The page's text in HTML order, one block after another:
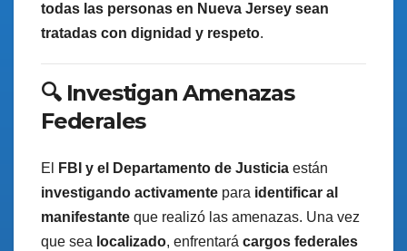
todas las personas en Nueva Jersey sean
tratadas con dignidad y respeto.
🔍 Investigan Amenazas
Federales
El FBI y el Departamento de Justicia están
investigando activamente para identificar al
manifestante que realizó las amenazas. Una vez
que sea localizado, enfrentará cargos federales